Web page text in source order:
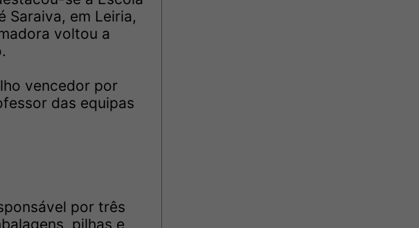
Saraiva, em Leiria,
voltou a
vencedor por
das equipas
por três
pilhas e